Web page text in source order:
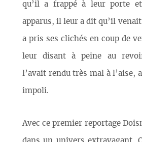
qu’il a frappé à leur porte
apparus, il leur a dit qu’il
a pris ses clichés en coup de
leur disant à peine au
l’avait rendu très mal à l’aise,
impoli.
Avec ce premier reportage